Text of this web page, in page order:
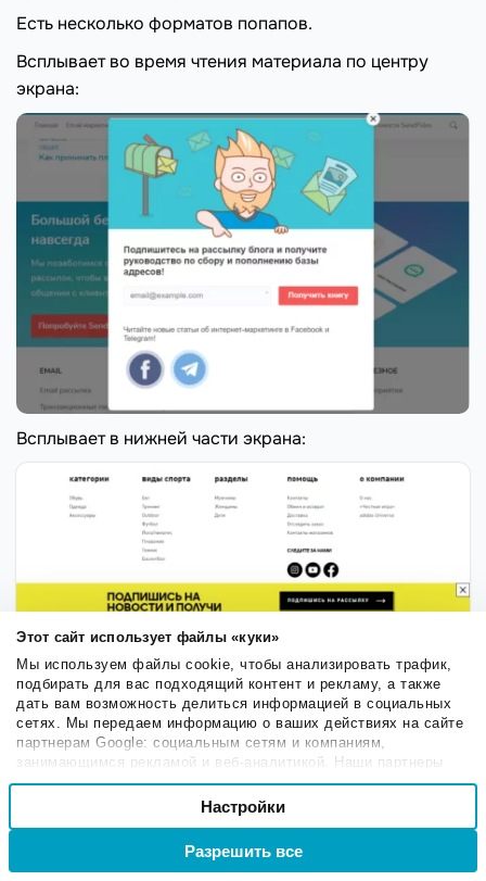
Этот сайт использует файлы «куки»
Мы используем файлы cookie, чтобы анализировать трафик,
подбирать для вас подходящий контент и рекламу, а также
дать вам возможность делиться информацией в социальных
сетях. Мы передаем информацию о ваших действиях на сайте
партнерам Google: социальным сетям и компаниям,
занимающимся рекламой и веб-аналитикой. Наши партнеры
могут комбинировать эти сведения с предоставленной вами
информацией, а также данными, которые они получили при
использовании вами их сервисов.
Выбор
Настроечные
Настройки
Разрешить все
Есть несколько форматов попапов.
Всплывает во время чтения материала по центру
экрана:
Всплывает в нижней части экрана:
Всплывает в нижней левой части экрана и по
формату похоже на push уведомление: